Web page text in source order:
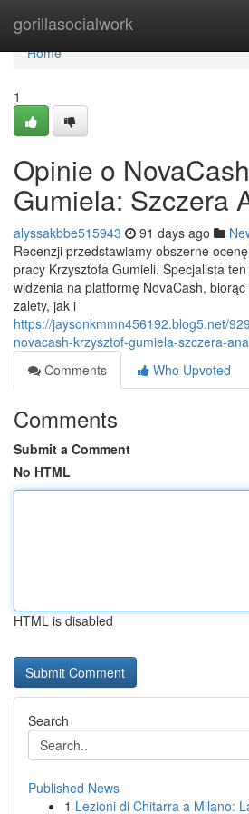
gorillasocialwork
Home
Home
1
Opinie o
Gumiela: Szczera
alyssakbbe515943 91 days ago
Recenzji przedstawiamy obszerne
pracy Krzysztofa Gumieli. Specjalista
widzenia na platformę NovaCash,
zalety, jak i
https://jaysonkmmn456192.blog5.net/
novacash-krzysztof-gumiela-szczera-
Comments
Who Upvoted
Comments
Submit a Comment
No HTML
HTML is disabled
Search
Published News
1 Lezioni di Chitarra a Milano: